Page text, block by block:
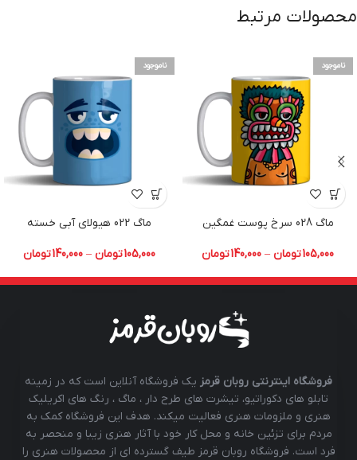
محصولات مرتبط
ناموجود
ماگ 028 سرخ پوست غمگین
105,000تومان –
140,000تومان
ناموجود
ماگ 022 هیولای آبی خسته
105,000تومان –
140,000تومان
فروشگاه اینترنتی روبان قرمز یک فروشگاه آنلاین است که در زمینه
تابلو های دکوراتیو، تیشرت های طرح دار ، ماگ ، رنگ های اکریلیک
هنری و ملزومات هنری فعالیت میکند. هدف این فروشگاه کمک به
مردم برای تزئین خانه و محل کار خود با آثار هنری زیبا و منحصر به
فرد است. فروشگاه روبان قرمز طیف گسترده ای از محصولات هنری را